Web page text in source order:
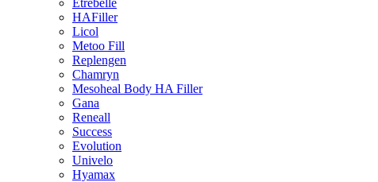
Etrebelle
HAFiller
Licol
Metoo Fill
Replengen
Chamryn
Mesoheal Body HA Filler
Gana
Reneall
Success
Evolution
Univelo
Hyamax